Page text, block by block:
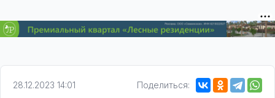
28.12.2023 14:01 Поделиться: